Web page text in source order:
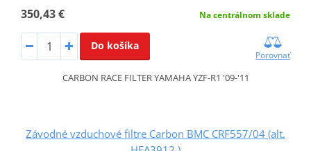
350,43 € Na centrálnom sklade
Do košíka
Porovnať
CARBON RACE FILTER YAMAHA YZF-R1 '09-'11
Závodné vzduchové filtre Carbon BMC CRF557/04 (alt.